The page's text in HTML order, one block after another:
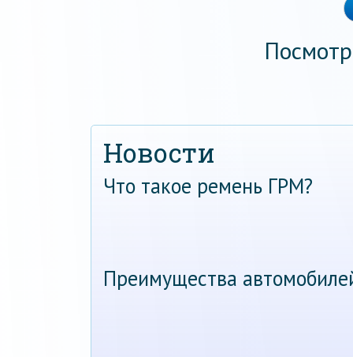
Новости
Что такое ремень ГРМ?
Преимущества